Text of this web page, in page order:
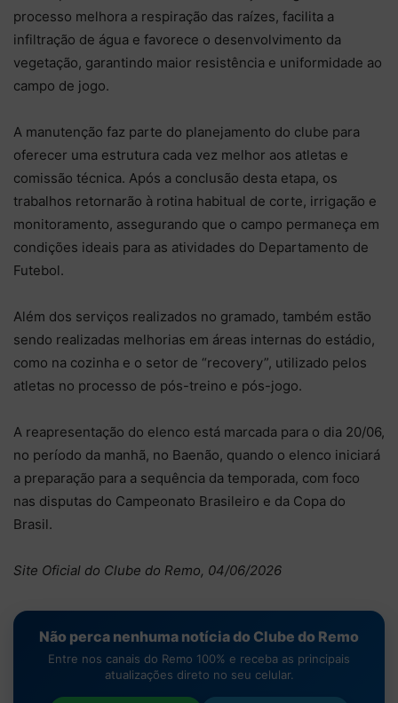
processo melhora a respiração das raízes, facilita a
infiltração de água e favorece o desenvolvimento da
vegetação, garantindo maior resistência e uniformidade ao
campo de jogo.
A manutenção faz parte do planejamento do clube para
oferecer uma estrutura cada vez melhor aos atletas e
comissão técnica. Após a conclusão desta etapa, os
trabalhos retornarão à rotina habitual de corte, irrigação e
monitoramento, assegurando que o campo permaneça em
condições ideais para as atividades do Departamento de
Futebol.
Além dos serviços realizados no gramado, também estão
sendo realizadas melhorias em áreas internas do estádio,
como na cozinha e o setor de “recovery”, utilizado pelos
atletas no processo de pós-treino e pós-jogo.
A reapresentação do elenco está marcada para o dia 20/06,
no período da manhã, no Baenão, quando o elenco iniciará
a preparação para a sequência da temporada, com foco
nas disputas do Campeonato Brasileiro e da Copa do
Brasil.
Site Oficial do Clube do Remo, 04/06/2026
Não perca nenhuma notícia do Clube do Remo
Entre nos canais do Remo 100% e receba as principais
atualizações direto no seu celular.